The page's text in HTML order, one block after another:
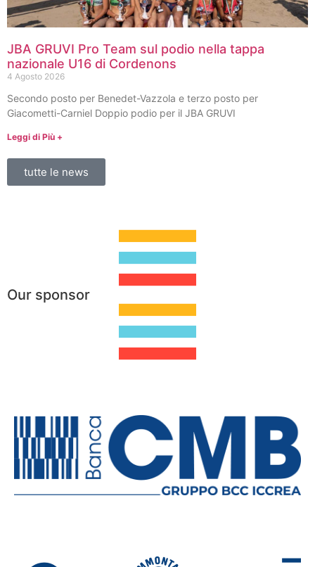
JBA GRUVI Pro Team sul podio nella tappa
nazionale U16 di Cordenons
4 Agosto 2026
Secondo posto per Benedet-Vazzola e terzo posto per
Giacometti-Carniel Doppio podio per il JBA GRUVI
Leggi di Più +
tutte le news
Our sponsor